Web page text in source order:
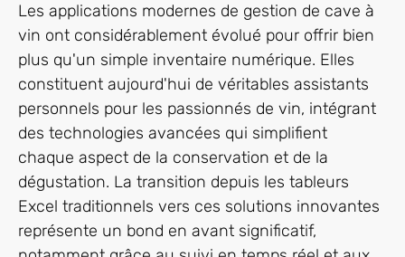
Les applications modernes de gestion de cave à
vin ont considérablement évolué pour offrir bien
plus qu'un simple inventaire numérique. Elles
constituent aujourd'hui de véritables assistants
personnels pour les passionnés de vin, intégrant
des technologies avancées qui simplifient
chaque aspect de la conservation et de la
dégustation. La transition depuis les tableurs
Excel traditionnels vers ces solutions innovantes
représente un bond en avant significatif,